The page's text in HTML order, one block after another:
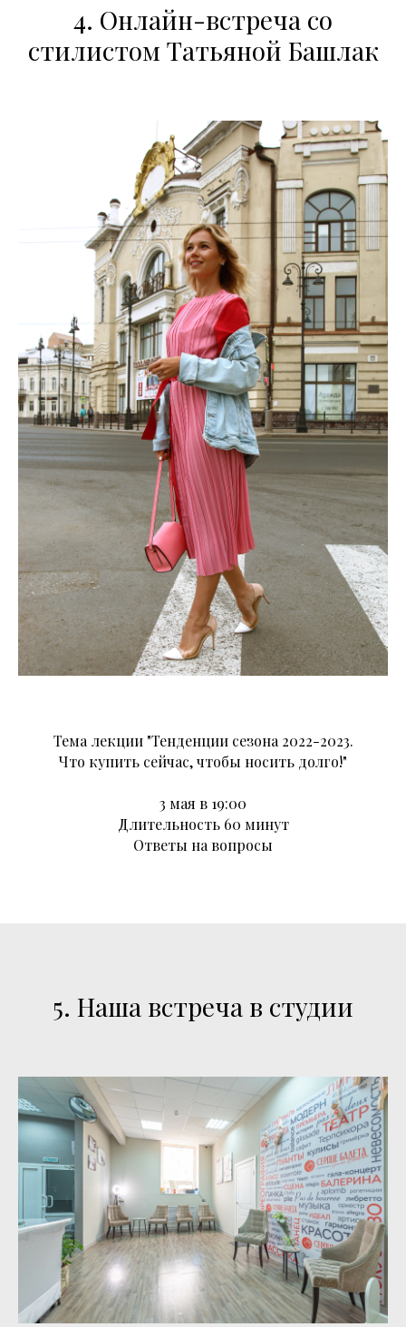
4. Онлайн-встреча со
стилистом Татьяной Башлак
Тема лекции "Тенденции сезона 2022-2023.
Что купить сейчас, чтобы носить долго!"
3 мая в 19:00
Длительность 60 минут
Ответы на вопросы
5. Наша встреча в студии